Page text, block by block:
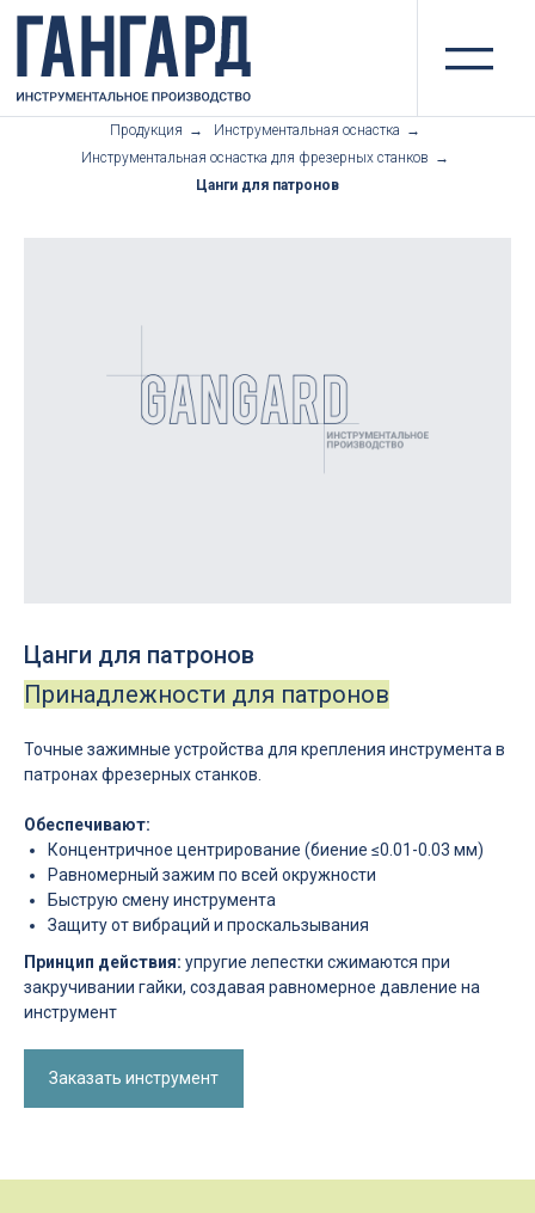
Продукция → Инструментальная оснастка →
Инструментальная оснастка для фрезерных станков →
Цанги для патронов
Цанги для патронов
Принадлежности для патронов
Точные зажимные устройства для крепления инструмента в
патронах фрезерных станков.
Обеспечивают:
Концентричное центрирование (биение ≤0.01-0.03 мм)
Равномерный зажим по всей окружности
Быструю смену инструмента
Защиту от вибраций и проскальзывания
Принцип действия: упругие лепестки сжимаются при
закручивании гайки, создавая равномерное давление на
инструмент
Заказать инструмент
Фрезерование — ER-32, ER-40
Растачивание — TG-100
Применение:
Проскальзывание— Увеличьте момент
Биение— Замените цангу и проверьте
патрон
Решение проблемы: